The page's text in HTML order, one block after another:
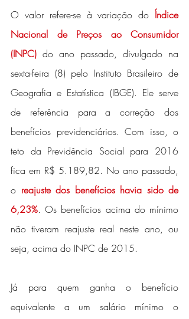
O valor refere-se à variação do Índice
Nacional de Preços ao Consumidor
(INPC) do ano passado, divulgado na
sexta-feira (8) pelo Instituto Brasileiro de
Geografia e Estatística (IBGE). Ele serve
de referência para a correção dos
benefícios previdenciários. Com isso, o
teto da Previdência Social para 2016
fica em R$ 5.189,82. No ano passado,
o reajuste dos benefícios havia sido de
6,23%. Os benefícios acima do mínimo
não tiveram reajuste real neste ano, ou
seja, acima do INPC de 2015.
Já para quem ganha o benefício
equivalente a um salário mínimo o